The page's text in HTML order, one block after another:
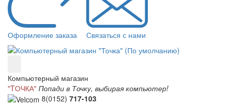
Оформление заказа Связаться с нами
Компьютерный магазин
"TОЧКА" Попади в Точку, выбирая компьютер!
8(0152) 717-103